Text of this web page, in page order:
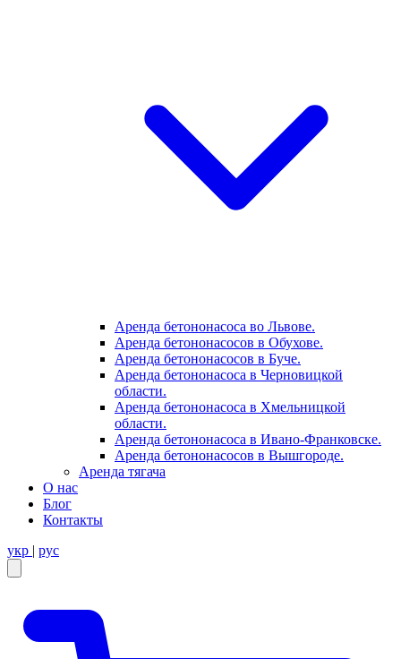
Аренда бетононасоса во Львове.
Аренда бетононасосов в Обухове.
Аренда бетононасосов в Буче.
Аренда бетононасоса в Черновицкой
области.
Аренда бетононасоса в Хмельницкой
области.
Аренда бетононасоса в Ивано-Франковске.
Аренда бетононасосов в Вышгороде.
Аренда тягача
О нас
Блог
Контакты
укр | рус